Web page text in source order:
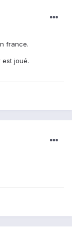
france.
joué.